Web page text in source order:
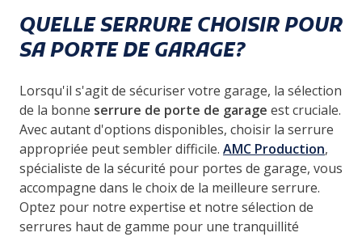
QUELLE SERRURE CHOISIR POUR
SA PORTE DE GARAGE?
Lorsqu'il s'agit de sécuriser votre garage, la sélection
de la bonne serrure de porte de garage est cruciale.
Avec autant d'options disponibles, choisir la serrure
appropriée peut sembler difficile. AMC Production,
spécialiste de la sécurité pour portes de garage, vous
accompagne dans le choix de la meilleure serrure.
Optez pour notre expertise et notre sélection de
serrures haut de gamme pour une tranquillité